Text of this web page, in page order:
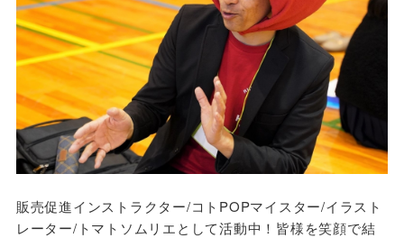
販売促進インストラクター/コトPOPマイスター/イラスト
レーター/トマトソムリエとして活動中！皆様を笑顔で結